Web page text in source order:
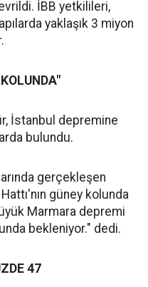
İBB yetkilileri,
yaklaşık 3 miyon
İstanbul depremine
bulundu.
gerçekleşen
güney kolunda
Marmara depremi
bekleniyor." dedi.
47